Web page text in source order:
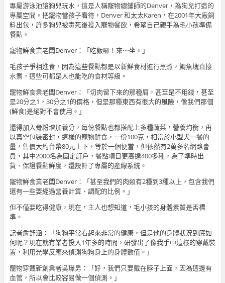
專屬游泳池讓狗兒玩水，這是人稱寵物總鋪師的Denver，為狗兒打造的
專屬空間。把寵物當孩子看待，Denver 和太太Karen，在2001年大廠飼
料出包，許多狗兒被毒死後投入寵物餐飲，希望自己親手為毛小孩準備
餐點。
寵物鮮食業老闆Denver：「吃飯囉！來～坐。」
毛孩子爭相進食，因為這些餐點都是以新鮮食材進行烹煮，鯛魚塊直接
水煮，這些可都是人也能吃的食材等級。
寵物鮮食業老闆Denver：「切肉留下來的那種屑，甚至是不用錢，甚至
是20分之1，30分之1的價格，但是那種東西有很大的風險，像我們那個
(鮮食)是絕對不會使用。」
還得加入骨粉增加養分，每份餐點也都搭配上多種蔬菜，營養均衡，再
以真空包裝密封，這樣的寵物鮮食，一份100克，相當於小型犬一餐的
量，售價大約台幣80元上下，等於一個便當，但依然有2萬多名網路會
員，其中2000名為固定訂戶，餐點項目更高達400多種，為了準時出
貨、保證餐點鮮度，還設計了專屬的產線系統。
寵物鮮食業老闆Denver：「甚至我們的肉類有2種到3種以上，包含我們
還有一些要經過營養計算、調配的比例。」
但不僅要吃得健康，現在，主人也想知道，毛小孩的身體素質是否標
準。
記者詹舒涵：「狗狗平常看起來非常的健康，但是他的身體狀況到底如
何呢？現在就有業者投入1年多的時間，研發出了像我手中這樣的穿戴裝
置，利用光學反應來偵測狗狗身上的身體數值。」
寵物穿戴新創業者吳璟男：「好，我們只要戴在脖子上面，因為這邊有
血管，所以會比較容易做一個偵測。」